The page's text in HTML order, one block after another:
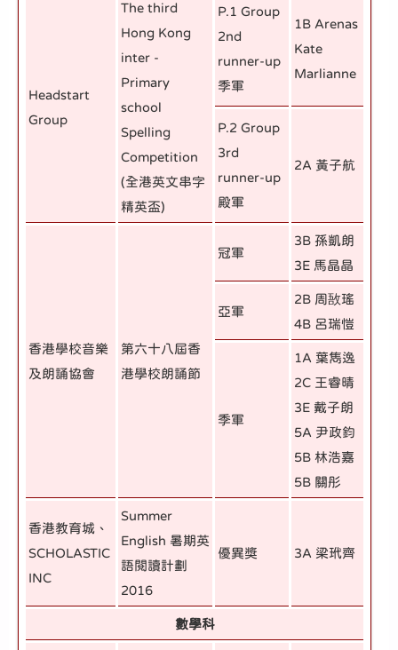
Headstart
Group
The third
Hong Kong
inter -
Primary
school
Spelling
Competition
(全港英文串字
精英盃)
P.1 Group
2nd
runner-up
季軍
1B Arenas
Kate
Marlianne
P.2 Group
3rd
runner-up
殿軍
2A 黃子航
香港學校音樂
及朗誦協會
第六十八屆香
港學校朗誦節
冠軍
3B 孫凱朗
3E 馬晶晶
亞軍
2B 周敔瑤
4B 呂瑞愷
季軍
1A 葉雋逸
2C 王睿晴
3E 戴子朗
5A 尹政鈞
5B 林浩嘉
5B 關彤
香港教育城、
SCHOLASTIC
INC
Summer
English 暑期英
語閱讀計劃
2016
優異獎 3A 梁玳齊
數學科